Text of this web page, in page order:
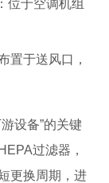
：位于空调机组
置于送风口，
设备”的关键
过滤器，
更换周期，进